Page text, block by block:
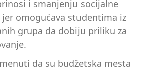
i smanjenju socijalne
omogućava studentima iz
grupa da dobiju priliku za
da su budžetska mesta